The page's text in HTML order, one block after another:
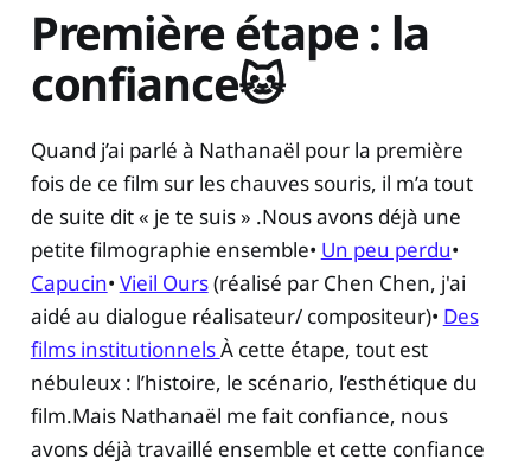
Première étape : la
confiance🐱
Quand j’ai parlé à Nathanaël pour la première
fois de ce film sur les chauves souris, il m’a tout
de suite dit « je te suis » .Nous avons déjà une
petite filmographie ensemble• Un peu perdu•
Capucin• Vieil Ours(réalisé par Chen Chen, j'ai
aidé au dialogue réalisateur/ compositeur)• Des
films institutionnelsÀ cette étape, tout est
nébuleux : l’histoire, le scénario, l’esthétique du
film.Mais Nathanaël me fait confiance, nous
avons déjà travaillé ensemble et cette confiance